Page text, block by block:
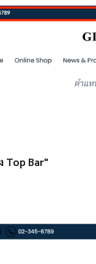
ตำแห
Top Bar"